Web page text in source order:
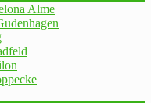
Alme